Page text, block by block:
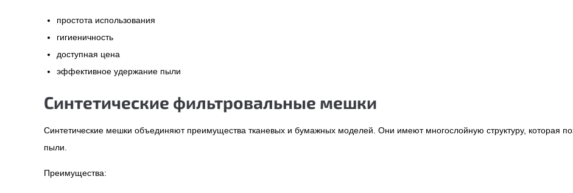
простота использования
гигиеничность
доступная цена
эффективное удержание пыли
Синтетические фильтровальные мешки
Синтетические мешки объединяют преимущества тканевых и бумажных моделей. Они имеют многослойную структуру, которая
пыли.
Преимущества: